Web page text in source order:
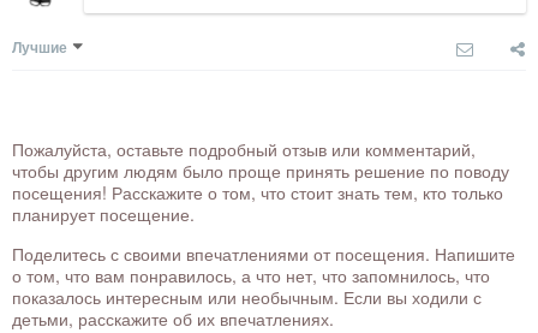
Лучшие
Пожалуйста, оставьте подробный отзыв или комментарий,
чтобы другим людям было проще принять решение по поводу
посещения! Расскажите о том, что стоит знать тем, кто только
планирует посещение.
Поделитесь с своими впечатлениями от посещения. Напишите
о том, что вам понравилось, а что нет, что запомнилось, что
показалось интересным или необычным. Если вы ходили с
детьми, расскажите об их впечатлениях.